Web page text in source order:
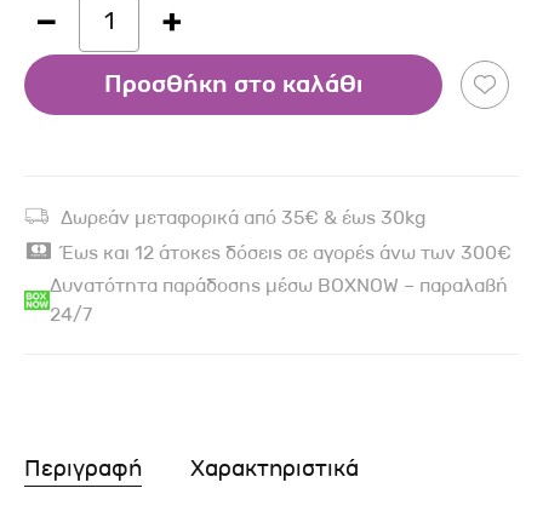
1
Προσθήκη στο καλάθι
Δωρεάν μεταφορικά από 35€ & έως 30kg
Έως και 12 άτοκες δόσεις σε αγορές άνω των 300€
Δυνατότητα παράδοσης μέσω BOXNOW – παραλαβή
24/7
Περιγραφή Χαρακτηριστικά